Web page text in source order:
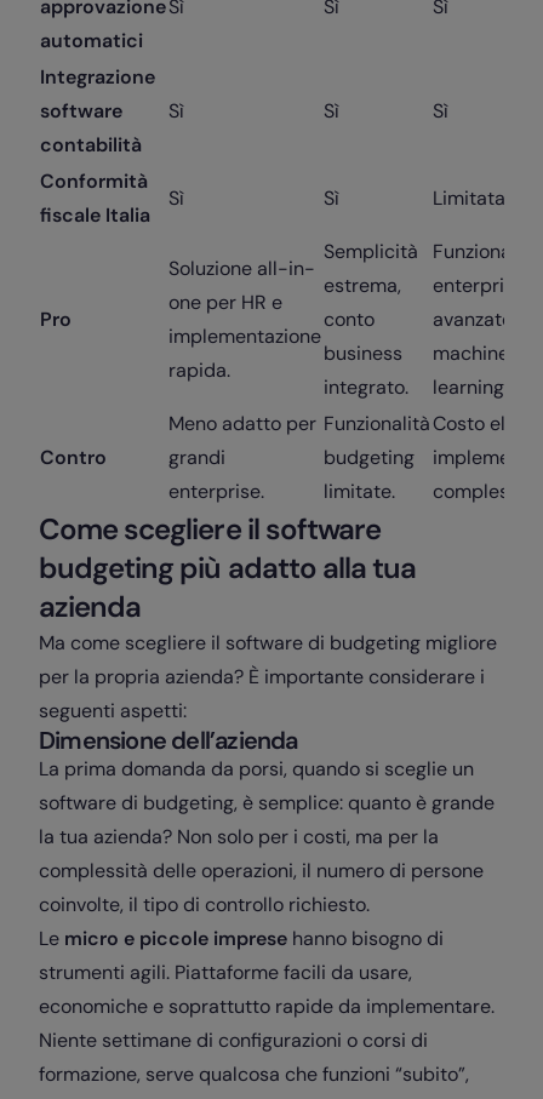
approvazione
automatici
Sì Sì Sì
Integrazione
software
contabilità
Sì Sì Sì
Conformità
fiscale Italia
Sì Sì Limitata
Pro
Soluzione all-in-
one per HR e
implementazione
rapida.
Semplicità
estrema,
conto
business
integrato.
Funzionalità
enterprise
avanzate,
machine
learning.
Contro
Meno adatto per
grandi
enterprise.
Funzionalità
budgeting
limitate.
Costo
complessa.
Come scegliere il software
budgeting più adatto alla tua
azienda
Ma come scegliere il software di budgeting migliore
per la propria azienda? È importante considerare i
seguenti aspetti:
Dimensione dell’azienda
La prima domanda da porsi, quando si sceglie un
software di budgeting, è semplice: quanto è grande
la tua azienda? Non solo per i costi, ma per la
complessità delle operazioni, il numero di persone
coinvolte, il tipo di controllo richiesto.
Le micro e piccole imprese hanno bisogno di
strumenti agili. Piattaforme facili da usare,
economiche e soprattutto rapide da implementare.
Niente settimane di configurazioni o corsi di
formazione, serve qualcosa che funzioni “subito”,